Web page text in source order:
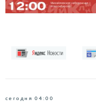
сегодня 04:00